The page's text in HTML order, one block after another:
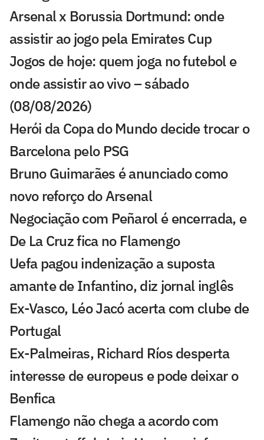
Arsenal x Borussia Dortmund: onde
assistir ao jogo pela Emirates Cup
Jogos de hoje: quem joga no futebol e
onde assistir ao vivo – sábado
(08/08/2026)
Herói da Copa do Mundo decide trocar o
Barcelona pelo PSG
Bruno Guimarães é anunciado como
novo reforço do Arsenal
Negociação com Peñarol é encerrada, e
De La Cruz fica no Flamengo
Uefa pagou indenização a suposta
amante de Infantino, diz jornal inglês
Ex-Vasco, Léo Jacó acerta com clube de
Portugal
Ex-Palmeiras, Richard Ríos desperta
interesse de europeus e pode deixar o
Benfica
Flamengo não chega a acordo com